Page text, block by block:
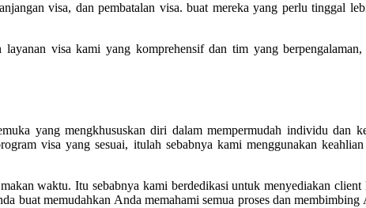
visa, dan pembatalan visa. buat mereka yang perlu tinggal
visa kami yang komprehensif dan tim yang
yang mengkhususkan diri dalam mempermudah individu dan
visa yang sesuai, itulah sebabnya kami menggunakan
waktu. Itu sebabnya kami berdedikasi untuk menyediakan
buat memudahkan Anda memahami semua proses dan